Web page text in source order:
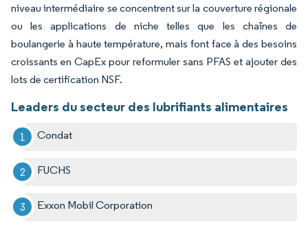
niveau intermédiaire se concentrent sur la couverture régionale
ou les applications de niche telles que les chaînes de
boulangerie à haute température, mais font face à des besoins
croissants en CapEx pour reformuler sans PFAS et ajouter des
lots de certification NSF.
Leaders du secteur des lubrifiants alimentaires
Condat
FUCHS
Exxon Mobil Corporation